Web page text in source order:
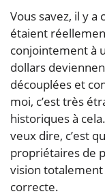
Vous savez, il y
étaient
conjointement à
dollars
découplées et
moi, c’est très
historiques à
veux dire, c’est
propriétaires de
vision totalement
correcte.